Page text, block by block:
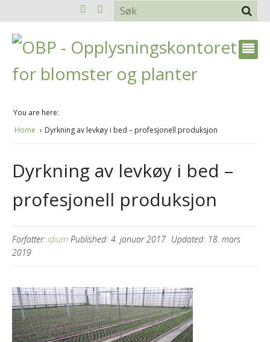
You are here:
Home
Dyrkning av levkøy i bed – profesjonell produksjon
Dyrkning av levkøy i bed –
profesjonell produksjon
Forfatter: idium Published: 4. januar 2017 Updated: 18. mars
2019